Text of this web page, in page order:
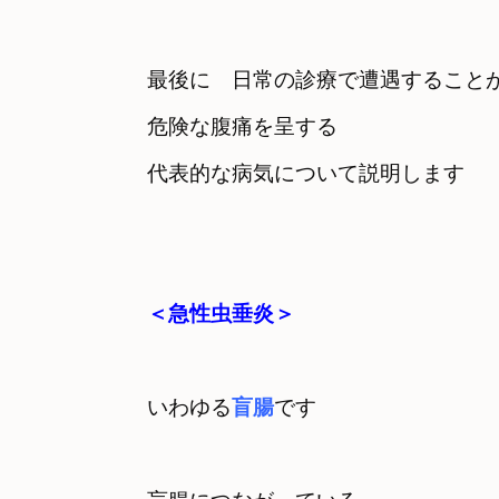
最後に　日常の診療で遭遇すること
危険な腹痛を呈する
代表的な病気について説明します
＜急性虫垂炎＞
いわゆる盲腸です